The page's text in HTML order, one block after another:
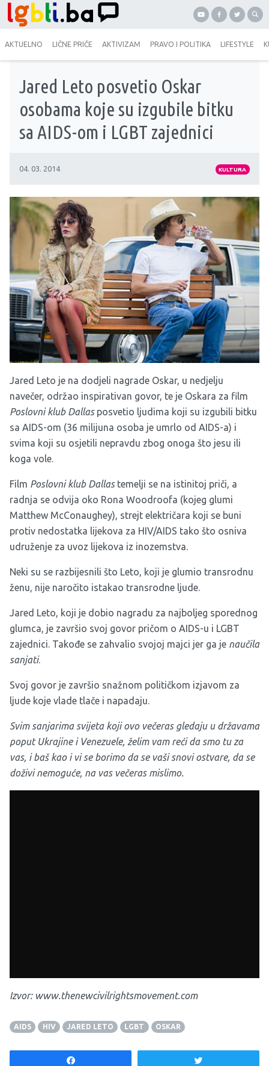
AKTUELNO LIČNE PRIČE AKTIVIZAM PRAVO I POLITIKA LIFESTYLE
Jared Leto posvetio Oskar
osobama koje su izgubile bitku
sa AIDS-om i LGBT zajednici
04. 03. 2014 KULTURA
Jared Leto je na dodjeli nagrade Oskar, u nedjelju
navečer, održao inspirativan govor, te je Oskara za film
Poslovni klub Dallasposvetio ljudima koji su izgubili bitku
sa AIDS-om (36 milijuna osoba je umrlo od AIDS-a) i
svima koji su osjetili nepravdu zbog onoga što jesu ili
koga vole.
Film Poslovni klub Dallastemelji se na istinitoj priči, a
radnja se odvija oko Rona Woodroofa (kojeg glumi
Matthew McConaughey), strejt električara koji se buni
protiv nedostatka lijekova za HIV/AIDS tako što osniva
udruženje za uvoz lijekova iz inozemstva.
Neki su se razbijesnili što Leto, koji je glumio transrodnu
ženu, nije naročito istakao transrodne ljude.
Jared Leto, koji je dobio nagradu za najboljeg sporednog
glumca, je završio svoj govor pričom o AIDS-u i LGBT
zajednici. Takođe se zahvalio svojoj majci jer ga je naučila
sanjati.
Svoj govor je završio snažnom političkom izjavom za
ljude koje vlade tlače i napadaju.
Svim sanjarima svijeta koji ovo večeras gledaju u državama
poput Ukrajine i Venezuele, želim vam reći da smo tu za
vas, i baš kao i vi se borimo da se vaši snovi ostvare, da se
doživi nemoguće, na vas večeras mislimo.
Izvor: www.thenewcivilrightsmovement.com
AIDS HIV JARED LETO LGBT OSKAR